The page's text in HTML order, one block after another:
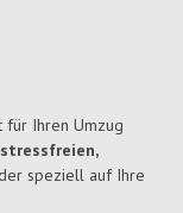
für Ihren Umzug
stressfreien,
speziell auf Ihre